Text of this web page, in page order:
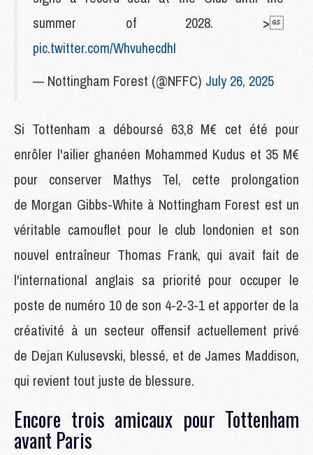
summer of 2028. >
pic.twitter.com/WhvuhecdhI
— Nottingham Forest (@NFFC) July 26, 2025
Si Tottenham a déboursé 63,8 M€ cet été pour
enrôler l'ailier ghanéen Mohammed Kudus et 35 M€
pour conserver Mathys Tel, cette prolongation
de Morgan Gibbs-White à Nottingham Forest est un
véritable camouflet pour le club londonien et son
nouvel entraîneur Thomas Frank, qui avait fait de
l'international anglais sa priorité pour occuper le
poste de numéro 10 de son 4-2-3-1 et apporter de la
créativité à un secteur offensif actuellement privé
de Dejan Kulusevski, blessé, et de James Maddison,
qui revient tout juste de blessure.
Encore trois amicaux pour Tottenham
avant Paris